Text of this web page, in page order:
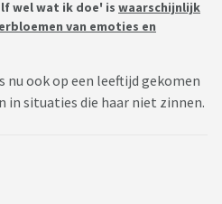
wel wat ik doe' is waarschijnlijk
van emoties en
nu ook op een leeftijd gekomen
in situaties die haar niet zinnen.